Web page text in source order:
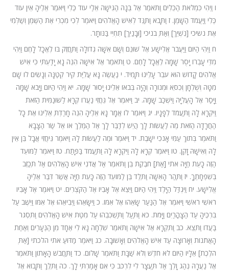
ו וַיְהִי כִּמְלֹאת הַכֵּלִים וַתֹּאמֶר אֶל בְּנָהּ הַגִּישָׁה אֵלַי עוֹד כֶּלִי וַיֹּאמֶר אֵלֶיהָ אֵין עוֹד
כֶּלִי וַיַּעֲמֹד הַשָּׁמֶן. ז וַתָּבֹא וַתַּגֵּד לְאִישׁ הָאֱלֹהִים וַיֹּאמֶר לְכִי מִכְרִי אֶת הַשֶּׁמֶן וְשַׁלְּמִי
אֶת נשיכי [נִשְׁיֵךְ] וְאַתְּ בניכי [וּבָנַיִךְ] תִחְיִי בַּנּוֹתָר.
ח וַיְהִי הַיּוֹם וַיַּעֲבֹר אֱלִישָׁע אֶל שׁוּנֵם וְשָׁם אִשָּׁה גְדוֹלָה וַתַּחֲזֶק בּוֹ לֶאֱכָל לָחֶם וַיְהִי
מִדֵּי עָבְרוֹ יָסֻר שָׁמָּה לֶאֱכָל לָחֶם. ט וַתֹּאמֶר אֶל אִישָׁהּ הִנֵּה נָא יָדַעְתִּי כִּי אִישׁ
אֱלֹהִים קָדוֹשׁ הוּא עֹבֵר עָלֵינוּ תָּמִיד. י נַעֲשֶׂה נָּא עֲלִיַּת קִיר קְטַנָּה וְנָשִׂים לוֹ שָׁם
מִטָּה וְשֻׁלְחָן וְכִסֵּא וּמְנוֹרָה וְהָיָה בְּבֹאוֹ אֵלֵינוּ יָסוּר שָׁמָּה. יא וַיְהִי הַיּוֹם וַיָּבֹא שָׁמָּה
וַיָּסַר אֶל הָעֲלִיָּה וַיִּשְׁכַּב שָׁמָּה. יב וַיֹּאמֶר אֶל גֵּחֲזִי נַעֲרוֹ קְרָא לַשּׁוּנַמִּית הַזֹּאת
וַיִּקְרָא לָהּ וַתַּעֲמֹד לְפָנָיו. יג וַיֹּאמֶר לוֹ אֱמָר נָא אֵלֶיהָ הִנֵּה חָרַדְתְּ אֵלֵינוּ אֶת כָּל
הַחֲרָדָה הַזֹּאת מֶה לַעֲשׂוֹת לָךְ הֲיֵשׁ לְדַבֶּר לָךְ אֶל הַמֶּלֶךְ אוֹ אֶל שַׂר הַצָּבָא
וַתֹּאמֶר בְּתוֹךְ עַמִּי אָנֹכִי יֹשָׁבֶת. יד וַיֹּאמֶר וּמֶה לַעֲשׂוֹת לָהּ וַיֹּאמֶר גֵּיחֲזִי אֲבָל בֵּן אֵין
לָהּ וְאִישָׁהּ זָקֵן. טו וַיֹּאמֶר קְרָא לָהּ וַיִּקְרָא לָהּ וַתַּעֲמֹד בַּפָּתַח. טז וַיֹּאמֶר לַמּוֹעֵד
הַזֶּה כָּעֵת חַיָּה אתי [אַתְּ] חֹבֶקֶת בֵּן וַתֹּאמֶר אַל אֲדֹנִי אִישׁ הָאֱלֹהִים אַל תְּכַזֵּב
בְּשִׁפְחָתֶךָ. יז וַתַּהַר הָאִשָּׁה וַתֵּלֶד בֵּן לַמּוֹעֵד הַזֶּה כָּעֵת חַיָּה אֲשֶׁר דִּבֶּר אֵלֶיהָ
אֱלִישָׁע. יח וַיִּגְדַּל הַיָּלֶד וַיְהִי הַיּוֹם וַיֵּצֵא אֶל אָבִיו אֶל הַקֹּצְרִים. יט וַיֹּאמֶר אֶל אָבִיו
רֹאשִׁי רֹאשִׁי וַיֹּאמֶר אֶל הַנַּעַר שָׂאֵהוּ אֶל אִמּוֹ. כ וַיִּשָּׂאֵהוּ וַיְבִיאֵהוּ אֶל אִמּוֹ וַיֵּשֶׁב עַל
בִּרְכֶּיהָ עַד הַצָּהֳרַיִם וַיָּמֹת. כא וַתַּעַל וַתַּשְׁכִּבֵהוּ עַל מִטַּת אִישׁ הָאֱלֹהִים וַתִּסְגֹּר
בַּעֲדוֹ וַתֵּצֵא. כב וַתִּקְרָא אֶל אִישָׁהּ וַתֹּאמֶר שִׁלְחָה נָא לִי אֶחָד מִן הַנְּעָרִים וְאַחַת
הָאֲתֹנוֹת וְאָרוּצָה עַד אִישׁ הָאֱלֹהִים וְאָשׁוּבָה. כג וַיֹּאמֶר מַדּוּעַ אתי הלכתי [אַתְּ
הֹלֶכֶת] אֵלָיו הַיּוֹם לֹא חֹדֶשׁ וְלֹא שַׁבָּת וַתֹּאמֶר שָׁלוֹם. כד וַתַּחֲבֹשׁ הָאָתוֹן וַתֹּאמֶר
אֶל נַעֲרָהּ נְהַג וָלֵךְ אַל תַּעֲצָר לִי לִרְכֹּב כִּי אִם אָמַרְתִּי לָךְ. כה וַתֵּלֶךְ וַתָּבוֹא אֶל